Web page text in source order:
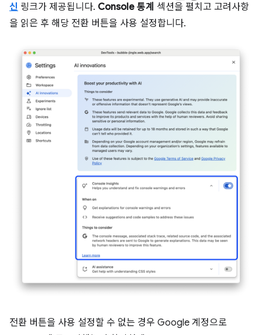
신 링크가 제공됩니다. Console 통계 섹션을 펼치고 고려사항
을 읽은 후 해당 전환 버튼을 사용 설정합니다.
전환 버튼을 사용 설정할 수 없는 경우 Google 계정으로